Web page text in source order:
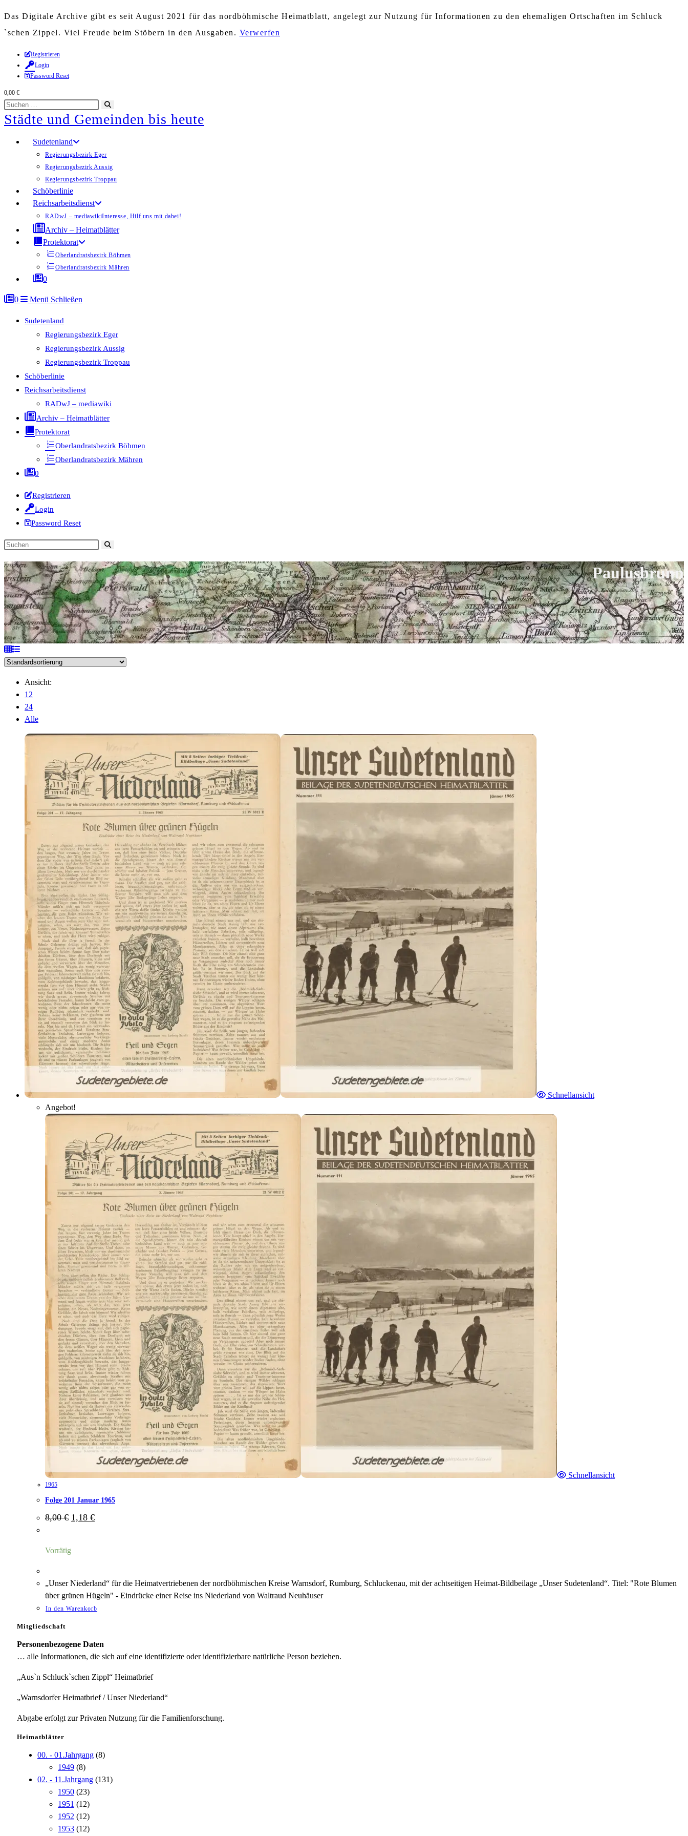
Das Digitale Archive gibt es seit August 2021 für das nordböhmische Heimatblatt, angelegt zur Nutzung für Informationen zu den ehemaligen Ortschaften im Schluck
`schen Zippel. Viel Freude beim Stöbern in den Ausgaben. Verwerfen
Zum
Inhalt
springen
Registrieren
Login
Password Reset
0,00 €
Diese
Website
durchsuchen
starten
Städte und Gemeinden bis heute
Sudetenland
Regierungsbezirk Eger
Regierungsbezirk Aussig
Regierungsbezirk Troppau
Schöberlinie
Reichsarbeitsdienst
RADwJ – mediawikiInteresse, Hilf uns mit dabei!
Archiv – Heimatblätter
Protektorat
Oberlandratsbezirk Böhmen
Oberlandratsbezirk Mähren
0
0 Menü Schließen
Sudetenland
Regierungsbezirk Eger
Regierungsbezirk Aussig
Regierungsbezirk Troppau
Schöberlinie
Reichsarbeitsdienst
RADwJ – mediawiki
Archiv – Heimatblätter
Protektorat
Oberlandratsbezirk Böhmen
Oberlandratsbezirk Mähren
0
Registrieren
Login
Password Reset
Diese
durchsuchen
Paulusbrunn
Ansicht:
12
24
Alle
Schnellansicht
Angebot!
Schnellansicht
1965
Folge 201 Januar 1965
8,00€ Ursprünglicher
Preis
1,18 €Aktueller
Preis
Vorrätig
„Unser Niederland“ für die Heimatvertriebenen der nordböhmischen Kreise Warnsdorf, Rumburg, Schluckenau, mit der achtseitigen Heimat-Bildbeilage „Unser Sudetenland“. Titel: "Rote Blumen
über grünen Hügeln" - Eindrücke einer Reise ins Niederland von Waltraud Neuhäuser
In den Warenkorb
Mitgliedschaft
Personenbezogene Daten
… alle Informationen, die sich auf eine identifizierte oder identifizierbare natürliche Person beziehen.
„Aus`n Schluck`schen Zippl“ Heimatbrief
„Warnsdorfer Heimatbrief / Unser Niederland“
Abgabe erfolgt zur Privaten Nutzung für die Familienforschung.
Heimatblätter
00. - 01.Jahrgang (8)
1949 (8)
02. - 11.Jahrgang (131)
1950 (23)
1951 (12)
1952 (12)
1953 (12)